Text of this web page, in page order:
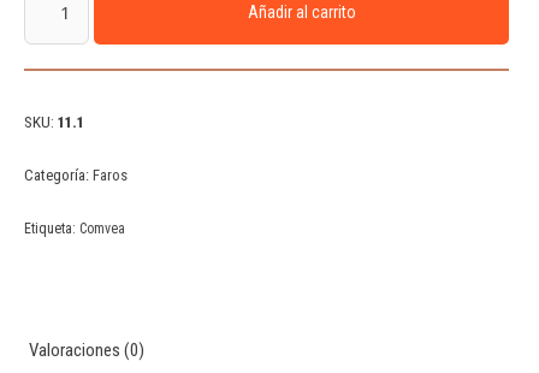
Añadir al carrito
SKU: 11.1
Categoría: Faros
Etiqueta: Comvea
Valoraciones (0)